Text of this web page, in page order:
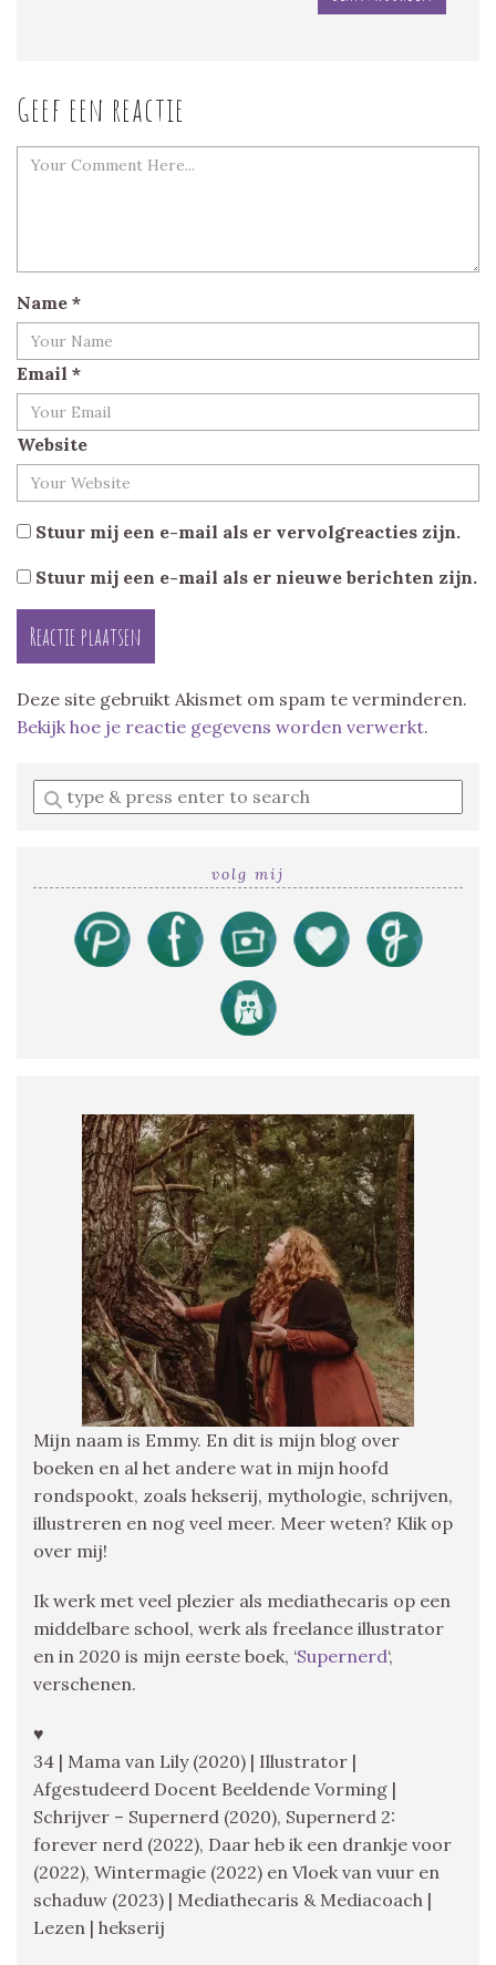
Geef een reactie
Name *
Email *
Website
Stuur mij een e-mail als er vervolgreacties zijn.
Stuur mij een e-mail als er nieuwe berichten zijn.
Deze site gebruikt Akismet om spam te verminderen.
Bekijk hoe je reactie gegevens worden verwerkt.
Enter
a
volg mij
Mijn naam is Emmy. En dit is mijn blog over
boeken en al het andere wat in mijn hoofd
rondspookt, zoals hekserij, mythologie, schrijven,
illustreren en nog veel meer. Meer weten? Klik op
over mij!
Ik werk met veel plezier als mediathecaris op een
middelbare school, werk als freelance illustrator
en in 2020 is mijn eerste boek, ‘Supernerd‘,
verschenen.
♥
34 | Mama van Lily (2020) | Illustrator |
Afgestudeerd Docent Beeldende Vorming |
Schrijver – Supernerd (2020), Supernerd 2:
forever nerd (2022), Daar heb ik een drankje voor
(2022), Wintermagie (2022) en Vloek van vuur en
schaduw (2023) | Mediathecaris & Mediacoach |
Lezen | hekserij